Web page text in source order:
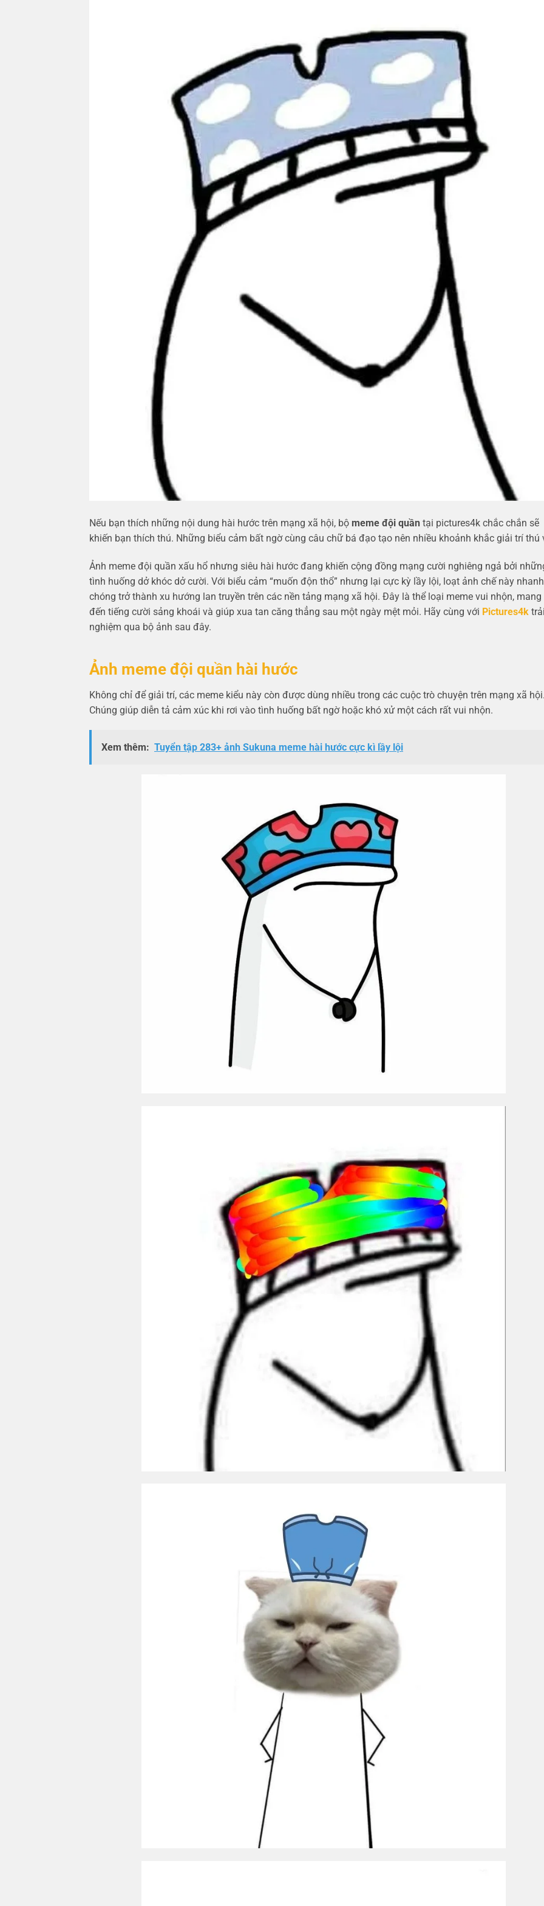
Nếu bạn thích những nội dung hài hước trên mạng xã hội, bộ meme đội quần tại pictures4k chắc chắn sẽ
khiến bạn thích thú. Những biểu cảm bất ngờ cùng câu chữ bá đạo tạo nên nhiều khoảnh khắc giải trí thú
Ảnh meme đội quần xấu hổ nhưng siêu hài hước đang khiến cộng đồng mạng cười nghiêng ngả bởi
tình huống dở khóc dở cười. Với biểu cảm “muốn độn thổ” nhưng lại cực kỳ lầy lội, loạt ảnh chế này nhanh
chóng trở thành xu hướng lan truyền trên các nền tảng mạng xã hội. Đây là thể loại meme vui nhộn, mang
đến tiếng cười sảng khoái và giúp xua tan căng thẳng sau một ngày mệt mỏi. Hãy cùng với Pictures4k trải
nghiệm qua bộ ảnh sau đây.
Ảnh meme đội quần hài hước
Không chỉ để giải trí, các meme kiểu này còn được dùng nhiều trong các cuộc trò chuyện trên mạng xã hội.
Chúng giúp diễn tả cảm xúc khi rơi vào tình huống bất ngờ hoặc khó xử một cách rất vui nhộn.
Xem thêm: Tuyển tập 283+ ảnh Sukuna meme hài hước cực kì lầy lội